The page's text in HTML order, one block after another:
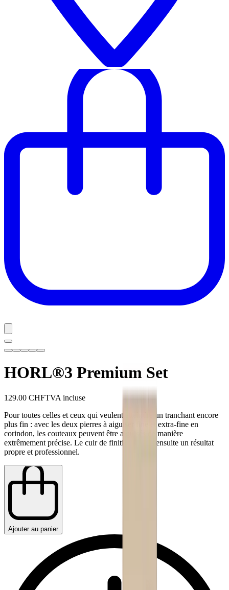
HORL®3 Premium Set
129.00 CHFTVA incluse
Pour toutes celles et ceux qui veulent atteindre un tranchant encore
plus fin : avec les deux pierres à aiguiser fine et extra-fine en
corindon, les couteaux peuvent être aiguisés de manière
extrêmement précise. Le cuir de finition assure ensuite un résultat
propre et professionnel.
Ajouter au panier